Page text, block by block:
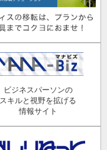
ビジネスパーソンの
スキルと視野を拡げる
情報サイト